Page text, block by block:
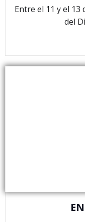
Entre el 11 y el
del